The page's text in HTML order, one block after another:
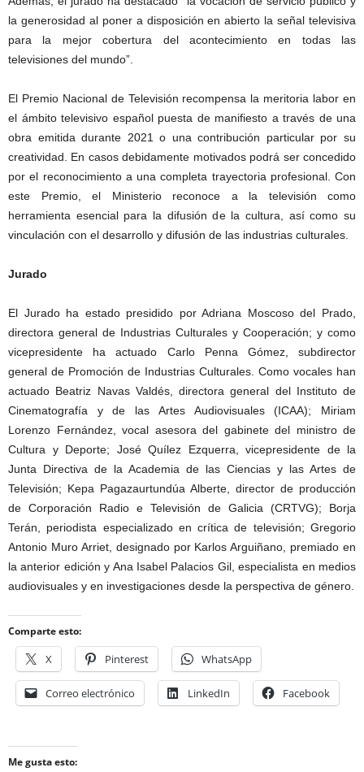
la generosidad al poner a disposición en abierto la señal televisiva
para la mejor cobertura del acontecimiento en todas las
televisiones del mundo”.
El Premio Nacional de Televisión recompensa la meritoria labor en
el ámbito televisivo español puesta de manifiesto a través de una
obra emitida durante 2021 o una contribución particular por su
creatividad. En casos debidamente motivados podrá ser concedido
por el reconocimiento a una completa trayectoria profesional. Con
este Premio, el Ministerio reconoce a la televisión como
herramienta esencial para la difusión de la cultura, así como su
vinculación con el desarrollo y difusión de las industrias culturales.
Jurado
El Jurado ha estado presidido por Adriana Moscoso del Prado,
directora general de Industrias Culturales y Cooperación; y como
vicepresidente ha actuado Carlo Penna Gómez, subdirector
general de Promoción de Industrias Culturales. Como vocales han
actuado Beatriz Navas Valdés, directora general del Instituto de
Cinematografía y de las Artes Audiovisuales (ICAA); Miriam
Lorenzo Fernández, vocal asesora del gabinete del ministro de
Cultura y Deporte; José Quílez Ezquerra, vicepresidente de la
Junta Directiva de la Academia de las Ciencias y las Artes de
Televisión; Kepa Pagazaurtundúa Alberte, director de producción
de Corporación Radio e Televisión de Galicia (CRTVG); Borja
Terán, periodista especializado en crítica de televisión; Gregorio
Antonio Muro Arriet, designado por Karlos Arguiñano, premiado en
la anterior edición y Ana Isabel Palacios Gil, especialista en medios
audiovisuales y en investigaciones desde la perspectiva de género.
Comparte esto:
X Pinterest WhatsApp
Correo electrónico LinkedIn Facebook
Me gusta esto: